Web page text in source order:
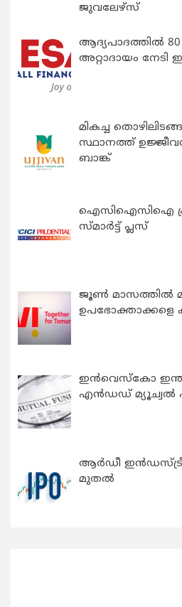
ജുവലേഴ്‌സ്
ആദ്യപാദത്തിൽ
അറ്റാദായം
മികച്ച
സ്ഥാനത്ത്
ബാങ്ക്
ഐസിഐസിഐ പ്രു
സ്മാർട്ട് പ്ലസ്
ജൂൺ മാസത്തിൽ
ഉപഭോക്താക്കളെ
ഇന്‍വെസ്കോ
എന്‍ഡഡ് മ്യൂച്വല്‍
ആർഡീ
മുതൽ